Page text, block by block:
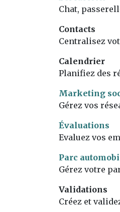
Chat,
Contacts
Centralisez
Calendrier
Planifiez des
Marketing
Gérez vos
Évaluations
Evaluez vos
Parc
Gérez votre
Validations
Créez et